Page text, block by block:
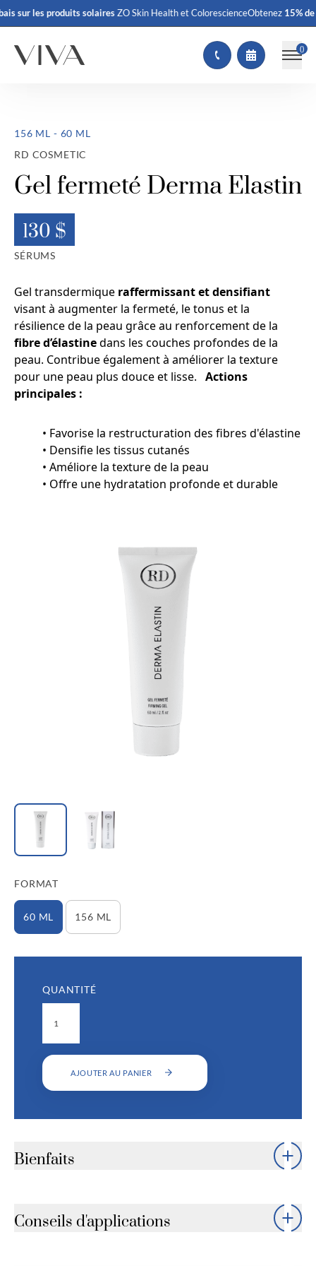
sur les produits solairesZO Skin Health et ColorescienceObtenez15% de
()
156 ML - 60 ML
RD COSMETIC
Gel fermeté Derma Elastin
130 $
SÉRUMS
Gel transdermique raffermissant et densifiant
visant à augmenter la fermeté, le tonus et la
résilience de la peau grâce au renforcement de la
fibre d’élastinedans les couches profondes de la
peau. Contribue également à améliorer la texture
pour une peau plus douce et lisse. Actions
principales :
• Favorise la restructuration des fibres d'élastine
• Densifie les tissus cutanés
• Améliore la texture de la peau
• Offre une hydratation profonde et durable
FORMAT
60 ML 156 ML
QUANTITÉ
AJOUTER AU PANIER
Bienfaits
Conseils d'applications